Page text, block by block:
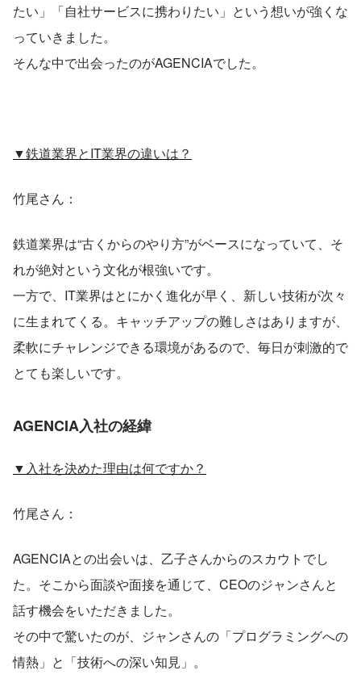
たい」「自社サービスに携わりたい」という想いが強くな
っていきました。
そんな中で出会ったのがAGENCIAでした。
▼鉄道業界とIT業界の違いは？
竹尾さん：
鉄道業界は“古くからのやり方”がベースになっていて、そ
れが絶対という文化が根強いです。
一方で、IT業界はとにかく進化が早く、新しい技術が次々
に生まれてくる。キャッチアップの難しさはありますが、
柔軟にチャレンジできる環境があるので、毎日が刺激的で
とても楽しいです。
AGENCIA入社の経緯
▼入社を決めた理由は何ですか？
竹尾さん：
AGENCIAとの出会いは、乙子さんからのスカウトでし
た。そこから面談や面接を通じて、CEOのジャンさんと
話す機会をいただきました。
その中で驚いたのが、ジャンさんの「プログラミングへの
情熱」と「技術への深い知見」。